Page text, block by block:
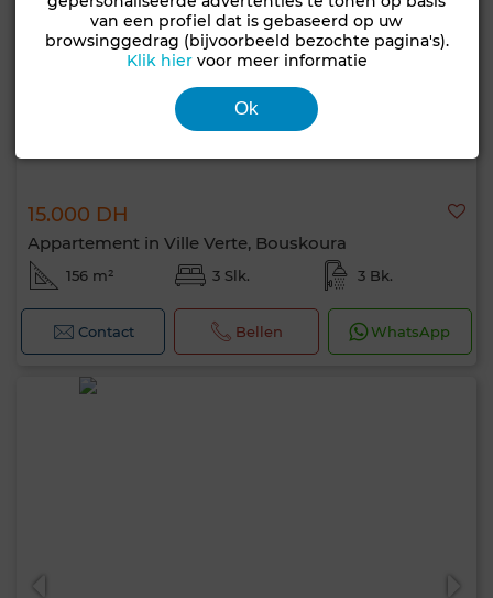
15.000 DH
Appartement in Ville Verte, Bouskoura
156 m² 3 Slk. 3 Bk.
Contact Bellen WhatsApp
van een profiel dat is gebaseerd op uw
browsinggedrag (bijvoorbeeld bezochte pagina's).
Klik hiervoor meer informatie
Ok